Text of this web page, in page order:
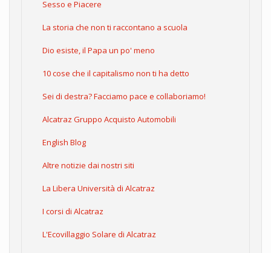
Sesso e Piacere
La storia che non ti raccontano a scuola
Dio esiste, il Papa un po' meno
10 cose che il capitalismo non ti ha detto
Sei di destra? Facciamo pace e collaboriamo!
Alcatraz Gruppo Acquisto Automobili
English Blog
Altre notizie dai nostri siti
La Libera Università di Alcatraz
I corsi di Alcatraz
L'Ecovillaggio Solare di Alcatraz